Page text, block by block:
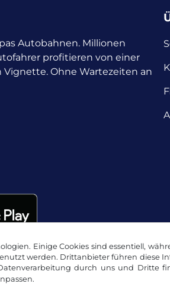
Einige Cookies sind essentiell,
werden. Drittanbieter führen diese
durch uns und Dritte
Autobahnen. Millionen
profitieren von einer
Ohne Wartezeiten an